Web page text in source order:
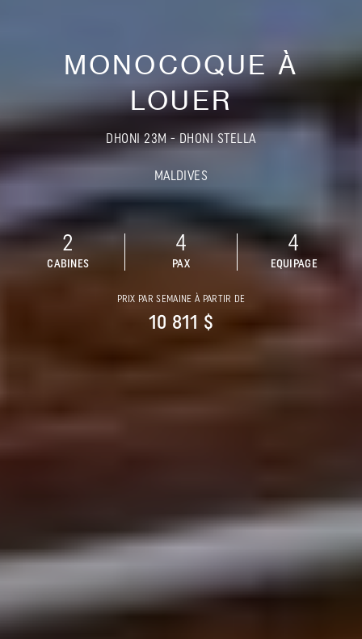
MONOCOQUE À
LOUER
DHONI 23M - DHONI STELLA
MALDIVES
2
CABINES
4
PAX
4
EQUIPAGE
PRIX PAR SEMAINE À PARTIR DE
10 811 $